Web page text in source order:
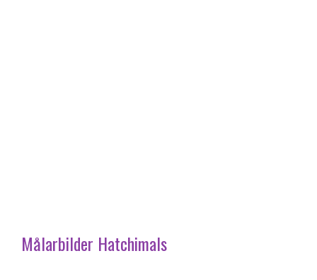
Målarbilder Hatchimals